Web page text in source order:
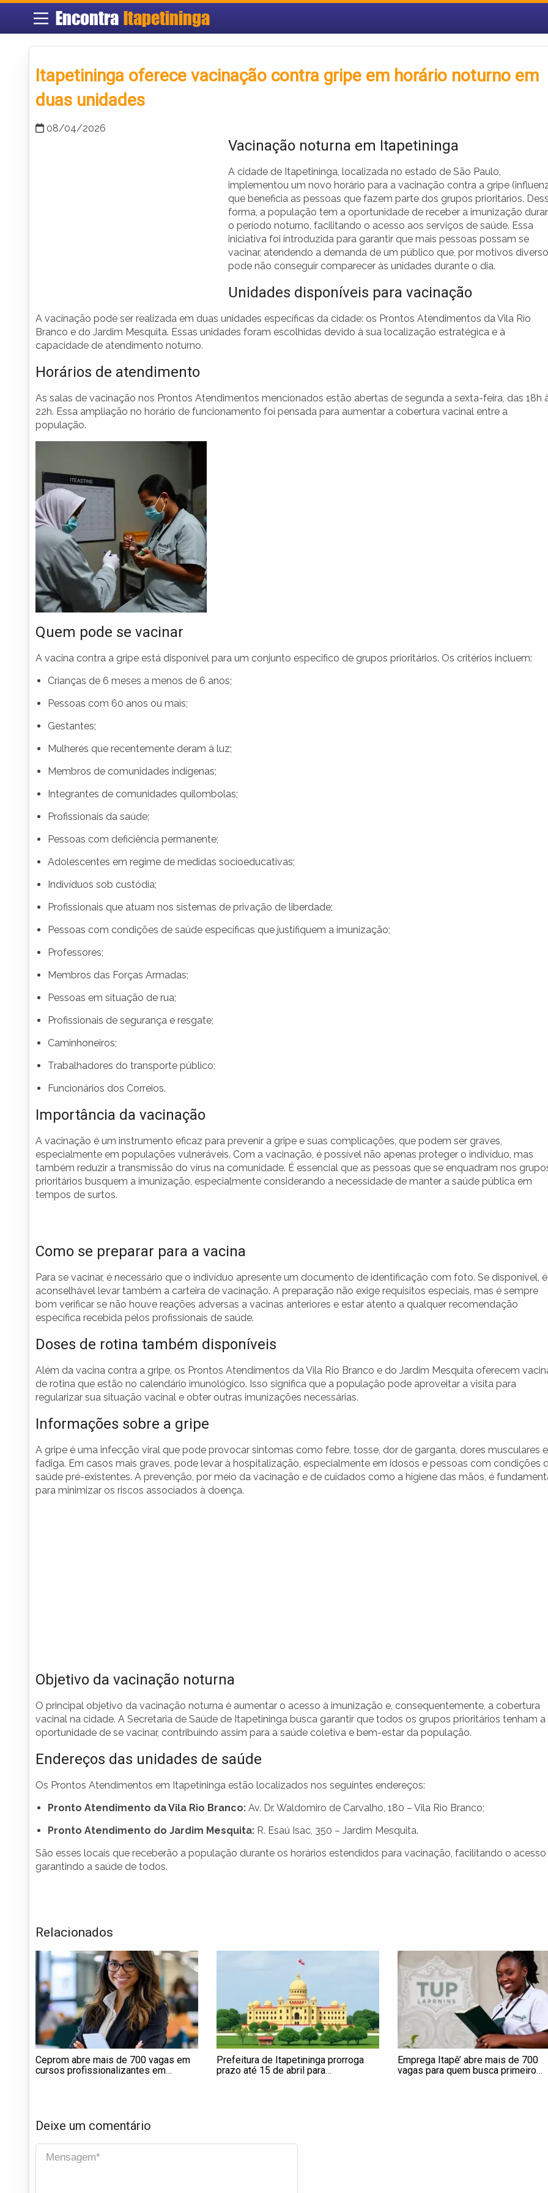
Encontra Itapetininga
Itapetininga oferece vacinação contra gripe em horário noturno em
duas unidades
08/04/2026
Vacinação noturna em Itapetininga
A cidade de Itapetininga, localizada no estado de São Paulo,
implementou um novo horário para a vacinação contra a gripe
que beneficia as pessoas que fazem parte dos grupos prioritários.
forma, a população tem a oportunidade de receber a imunização
o período noturno, facilitando o acesso aos serviços de saúde. Essa
iniciativa foi introduzida para garantir que mais pessoas possam se
vacinar, atendendo a demanda de um público que, por motivos
pode não conseguir comparecer às unidades durante o dia.
Unidades disponíveis para vacinação
A vacinação pode ser realizada em duas unidades específicas da cidade: os Prontos Atendimentos da Vila Rio
Branco e do Jardim Mesquita. Essas unidades foram escolhidas devido à sua localização estratégica e à
capacidade de atendimento noturno.
Horários de atendimento
As salas de vacinação nos Prontos Atendimentos mencionados estão abertas de segunda a sexta-feira, das 18h
22h. Essa ampliação no horário de funcionamento foi pensada para aumentar a cobertura vacinal entre a
população.
Quem pode se vacinar
A vacina contra a gripe está disponível para um conjunto específico de grupos prioritários. Os critérios incluem:
Crianças de 6 meses a menos de 6 anos;
Pessoas com 60 anos ou mais;
Gestantes;
Mulheres que recentemente deram à luz;
Membros de comunidades indígenas;
Integrantes de comunidades quilombolas;
Profissionais da saúde;
Pessoas com deficiência permanente;
Adolescentes em regime de medidas socioeducativas;
Indivíduos sob custódia;
Profissionais que atuam nos sistemas de privação de liberdade;
Pessoas com condições de saúde específicas que justifiquem a imunização;
Professores;
Membros das Forças Armadas;
Pessoas em situação de rua;
Profissionais de segurança e resgate;
Caminhoneiros;
Trabalhadores do transporte público;
Funcionários dos Correios.
Importância da vacinação
A vacinação é um instrumento eficaz para prevenir a gripe e suas complicações, que podem ser graves,
especialmente em populações vulneráveis. Com a vacinação, é possível não apenas proteger o indivíduo, mas
também reduzir a transmissão do vírus na comunidade. É essencial que as pessoas que se enquadram nos
prioritários busquem a imunização, especialmente considerando a necessidade de manter a saúde pública em
tempos de surtos.
Como se preparar para a vacina
Para se vacinar, é necessário que o indivíduo apresente um documento de identificação com foto. Se disponível, é
aconselhável levar também a carteira de vacinação. A preparação não exige requisitos especiais, mas é sempre
bom verificar se não houve reações adversas a vacinas anteriores e estar atento a qualquer recomendação
específica recebida pelos profissionais de saúde.
Doses de rotina também disponíveis
Além da vacina contra a gripe, os Prontos Atendimentos da Vila Rio Branco e do Jardim Mesquita oferecem
de rotina que estão no calendário imunológico. Isso significa que a população pode aproveitar a visita para
regularizar sua situação vacinal e obter outras imunizações necessárias.
Informações sobre a gripe
A gripe é uma infecção viral que pode provocar sintomas como febre, tosse, dor de garganta, dores musculares e
fadiga. Em casos mais graves, pode levar à hospitalização, especialmente em idosos e pessoas com condições
saúde pré-existentes. A prevenção, por meio da vacinação e de cuidados como a higiene das mãos, é
para minimizar os riscos associados à doença.
Objetivo da vacinação noturna
O principal objetivo da vacinação noturna é aumentar o acesso à imunização e, consequentemente, a cobertura
vacinal na cidade. A Secretaria de Saúde de Itapetininga busca garantir que todos os grupos prioritários tenham a
oportunidade de se vacinar, contribuindo assim para a saúde coletiva e bem-estar da população.
Endereços das unidades de saúde
Os Prontos Atendimentos em Itapetininga estão localizados nos seguintes endereços:
Pronto Atendimento da Vila Rio Branco: Av. Dr. Waldomiro de Carvalho, 180 – Vila Rio Branco;
Pronto Atendimento do Jardim Mesquita: R. Esaú Isac, 350 – Jardim Mesquita.
São esses locais que receberão a população durante os horários estendidos para vacinação, facilitando o acesso
garantindo a saúde de todos.
Relacionados
Ceprom abre mais de 700 vagas em
cursos profissionalizantes em
Prefeitura de Itapetininga prorroga
prazo até 15 de abril para
Emprega Itapê’ abre mais de 700
vagas para quem busca primeiro
Deixe um comentário